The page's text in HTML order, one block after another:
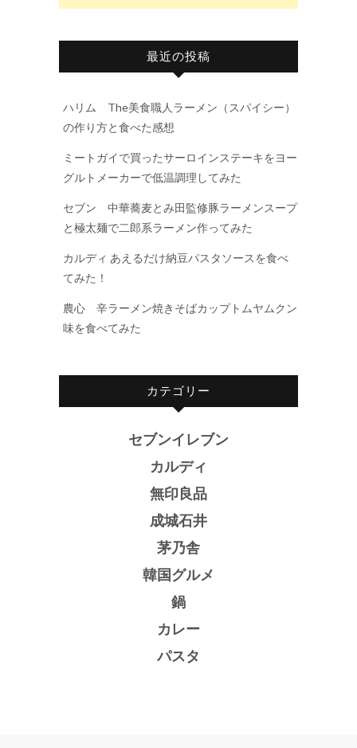
最近の投稿
ハリム The美食職人ラーメン（スパイシー）
の作り方と食べた感想
ミートガイで買ったサーロインステーキをヨー
グルトメーカーで低温調理してみた
セブン 中華蕎麦とみ田監修豚ラーメンスープ
と極太麺で二郎系ラーメン作ってみた
カルディ あえるだけ納豆パスタソースを食べ
てみた！
農心 辛ラーメン焼きそばカップトムヤムクン
味を食べてみた
カテゴリー
セブンイレブン
カルディ
無印良品
成城石井
茅乃舎
韓国グルメ
鍋
カレー
パスタ